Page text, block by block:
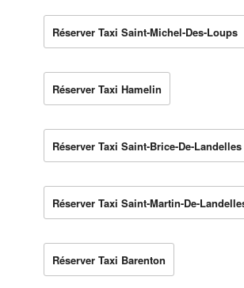
Réserver Taxi Saint-Michel-Des-Loups
Réserver Taxi Hamelin
Réserver Taxi Saint-Brice-De-Landelles
Réserver Taxi Saint-Martin-De-
Réserver Taxi Barenton